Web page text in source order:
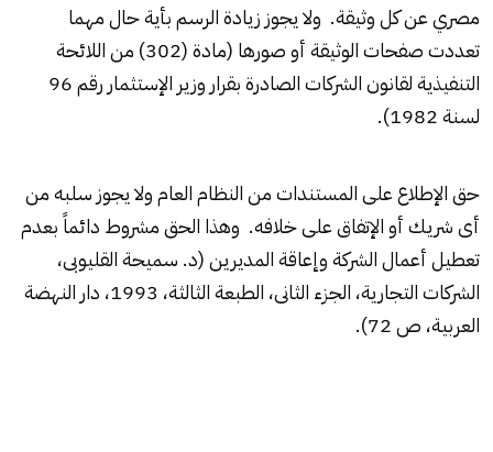
مصري عن كل وثيقة. ولا يجوز زيادة الرسم بأية حال مهما
تعددت صفحات الوثيقة أو صورها (مادة (302) من اللائحة
التنفيذية لقانون الشركات الصادرة بقرار وزير الإستثمار رقم 96
لسنة 1982).
حق الإطلاع على المستندات من النظام العام ولا يجوز سلبه من
أى شريك أو الإتفاق على خلافه. وهذا الحق مشروط دائماً بعدم
تعطيل أعمال الشركة وإعاقة المديرين (د. سميحة القليوبى،
الشركات التجارية، الجزء الثانى، الطبعة الثالثة، 1993، دار النهضة
العربية، ص 72).